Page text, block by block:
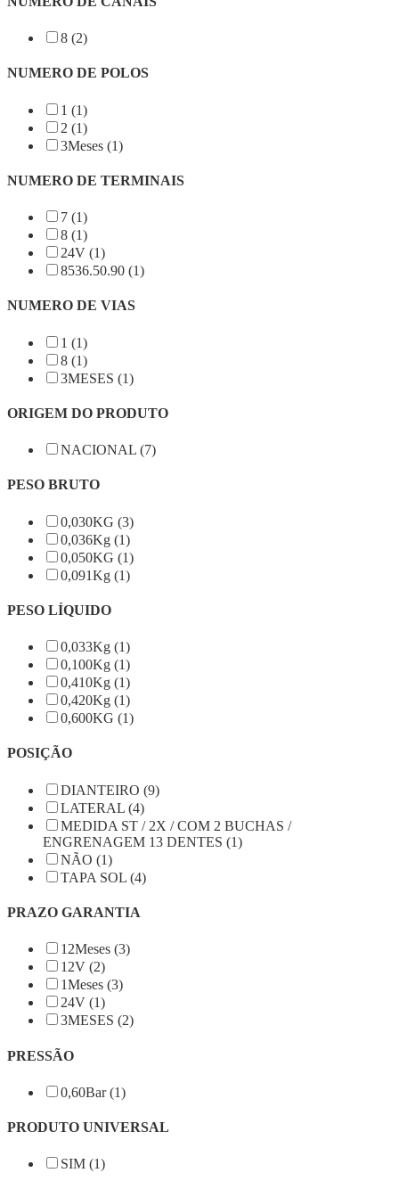
8 (2)
NUMERO DE POLOS
1 (1)
2 (1)
3Meses (1)
NUMERO DE TERMINAIS
7 (1)
8 (1)
24V (1)
8536.50.90 (1)
NUMERO DE VIAS
1 (1)
8 (1)
3MESES (1)
ORIGEM DO PRODUTO
NACIONAL (7)
PESO BRUTO
0,030KG (3)
0,036Kg (1)
0,050KG (1)
0,091Kg (1)
PESO LÍQUIDO
0,033Kg (1)
0,100Kg (1)
0,410Kg (1)
0,420Kg (1)
0,600KG (1)
POSIÇÃO
DIANTEIRO (9)
LATERAL (4)
MEDIDA ST / 2X / COM 2 BUCHAS /
ENGRENAGEM 13 DENTES (1)
NÃO (1)
TAPA SOL (4)
PRAZO GARANTIA
12Meses (3)
12V (2)
1Meses (3)
24V (1)
3MESES (2)
PRESSÃO
0,60Bar (1)
PRODUTO UNIVERSAL
SIM (1)